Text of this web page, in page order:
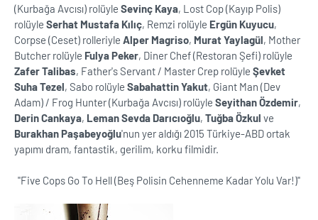
(Kurbağa Avcısı) rolüyle Sevinç Kaya, Lost Cop (Kayıp Polis)
rolüyle Serhat Mustafa Kılıç, Remzi rolüyle Ergün Kuyucu,
Corpse (Ceset) rolleriyle Alper Magriso, Murat Yaylagül, Mother
Butcher rolüyle Fulya Peker, Diner Chef (Restoran Şefi) rolüyle
Zafer Talibas, Father's Servant / Master Crep rolüyle Şevket
Suha Tezel, Sabo rolüyle Sabahattin Yakut, Giant Man (Dev
Adam) / Frog Hunter (Kurbağa Avcısı) rolüyle Seyithan Özdemir,
Derin Cankaya, Leman Sevda Darıcıoğlu, Tuğba Özkul ve
Burakhan Paşabeyoğlu'nun yer aldığı 2015 Türkiye-ABD ortak
yapımı dram, fantastik, gerilim, korku filmidir.
''Five Cops Go To Hell (Beş Polisin Cehenneme Kadar Yolu Var!)''